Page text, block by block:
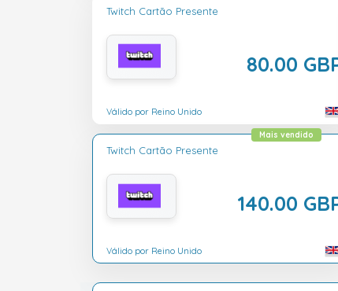
Twitch Cartão Presente
80.00
Válido por Reino Unido
Twitch Cartão Presente
140.00
Mais vendido
Válido por Reino Unido